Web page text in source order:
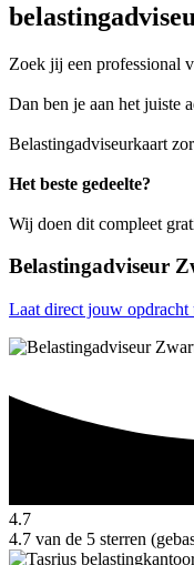
Zoek jij een professional
Dan ben je aan het juiste
Belastingadviseurkaart
Het beste gedeelte?
Wij doen dit compleet
Belastingadviseur
Laat direct jouw opdracht
4.7
4.7 van de 5 sterren